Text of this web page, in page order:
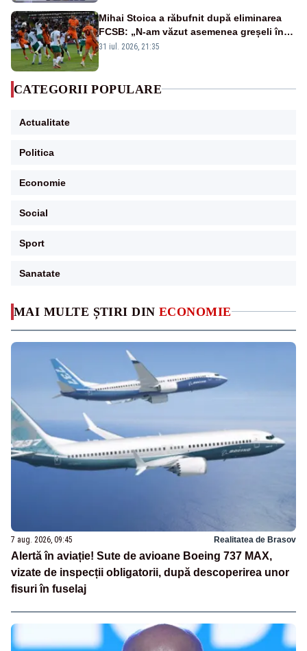
MAI MULTE ȘTIRI DIN ECONOMIE
7 aug. 2026, 09:45 Realitatea de Brasov
Alertă în aviație! Sute de avioane Boeing 737 MAX,
vizate de inspecții obligatorii, după descoperirea unor
fisuri în fuselaj
Mihai Stoica a răbufnit după eliminarea
FCSB: „N-am văzut asemenea greșeli în
190 de meciuri europene”
31 iul. 2026, 21:35
CATEGORII POPULARE
Actualitate
Politica
Economie
Social
Sport
Sanatate